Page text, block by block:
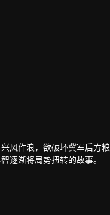
风作浪，欲破坏冀军后方粮
逐渐将局势扭转的故事。